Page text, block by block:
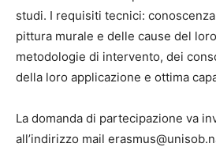
studi. I requisiti tecnici:
pittura murale e delle cause del
metodologie di intervento, dei
della loro applicazione e ottima
La domanda di partecipazione va
all’indirizzo mail